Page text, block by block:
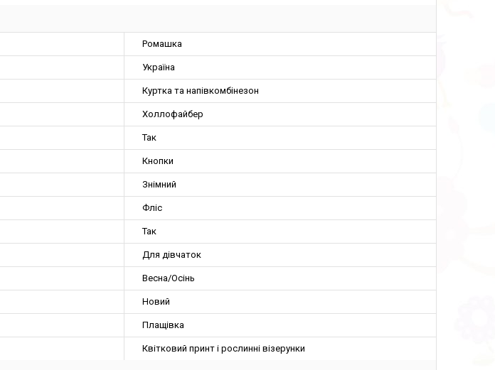
Ромашка
Україна
Куртка та напівкомбінезон
Холлофайбер
Так
Кнопки
Знімний
Фліс
Так
Для дівчаток
Весна/Осінь
Новий
Плащівка
Квітковий принт і рослинні візерунки